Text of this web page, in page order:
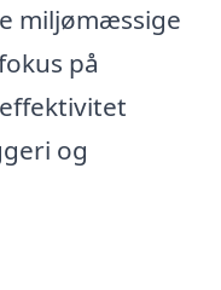
miljømæssige
på
og